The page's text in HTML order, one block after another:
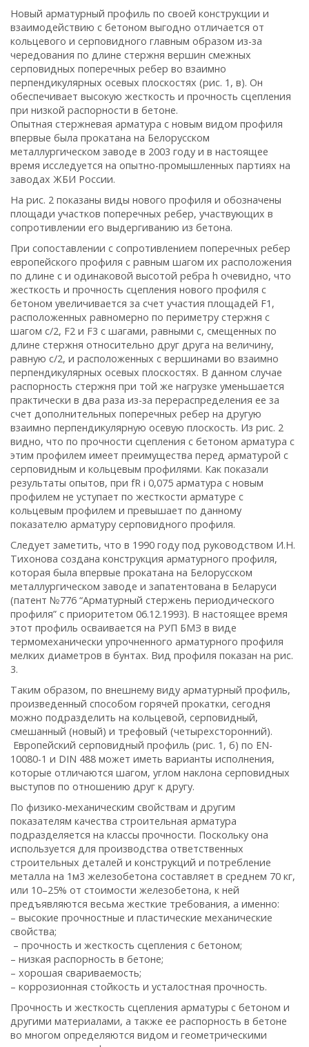
Новый арматурный профиль по своей конструкции и
взаимодействию с бетоном выгодно отличается от
кольцевого и серповидного главным образом из-за
чередования по длине стержня вершин смежных
серповидных поперечных ребер во взаимно
перпендикулярных осевых плоскостях (рис. 1, в). Он
обеспечивает высокую жесткость и прочность сцепления
при низкой распорности в бетоне.
Опытная стержневая арматура с новым видом профиля
впервые была прокатана на Белорусском
металлургическом заводе в 2003 году и в настоящее
время исследуется на опытно-промышленных партиях на
заводах ЖБИ России.
На рис. 2 показаны виды нового профиля и обозначены
площади участков поперечных ребер, участвующих в
сопротивлении его выдергиванию из бетона.
При сопоставлении с сопротивлением поперечных ребер
европейского профиля с равным шагом их расположения
по длине с и одинаковой высотой ребра h очевидно, что
жесткость и прочность сцепления нового профиля с
бетоном увеличивается за счет участия площадей F1,
расположенных равномерно по периметру стержня с
шагом с/2, F2 и F3 c шагами, равными с, смещенных по
длине стержня относительно друг друга на величину,
равную с/2, и расположенных с вершинами во взаимно
перпендикулярных осевых плоскостях. В данном случае
распорность стержня при той же нагрузке уменьшается
практически в два раза из-за перераспределения ее за
счет дополнительных поперечных ребер на другую
взаимно перпендикулярную осевую плоскость. Из рис. 2
видно, что по прочности сцепления с бетоном арматура с
этим профилем имеет преимущества перед арматурой с
серповидным и кольцевым профилями. Как показали
результаты опытов, при fR і 0,075 арматура с новым
профилем не уступает по жесткости арматуре с
кольцевым профилем и превышает по данному
показателю арматуру серповидного профиля.
Следует заметить, что в 1990 году под руководством И.Н.
Тихонова создана конструкция арматурного профиля,
которая была впервые прокатана на Белорусском
металлургическом заводе и запатентована в Беларуси
(патент №776 “Арматурный стержень периодического
профиля” с приоритетом 06.12.1993). В настоящее время
этот профиль осваивается на РУП БМЗ в виде
термомеханически упрочненного арматурного профиля
мелких диаметров в бунтах. Вид профиля показан на рис.
3.
Таким образом, по внешнему виду арматурный профиль,
произведенный способом горячей прокатки, сегодня
можно подразделить на кольцевой, серповидный,
смешанный (новый) и трефовый (четырехсторонний).
Европейский серповидный профиль (рис. 1, б) по EN-
10080-1 и DIN 488 может иметь варианты исполнения,
которые отличаются шагом, углом наклона серповидных
выступов по отношению друг к другу.
По физико-механическим свойствам и другим
показателям качества строительная арматура
подразделяется на классы прочности. Поскольку она
используется для производства ответственных
строительных деталей и конструкций и потребление
металла на 1м3 железобетона составляет в среднем 70 кг,
или 10–25% от стоимости железобетона, к ней
предъявляются весьма жесткие требования, а именно:
– высокие прочностные и пластические механические
свойства;
– прочность и жесткость сцепления с бетоном;
– низкая распорность в бетоне;
– хорошая свариваемость;
– коррозионная стойкость и усталостная прочность.
Прочность и жесткость сцепления арматуры с бетоном и
другими материалами, а также ее распорность в бетоне
во многом определяются видом и геометрическими